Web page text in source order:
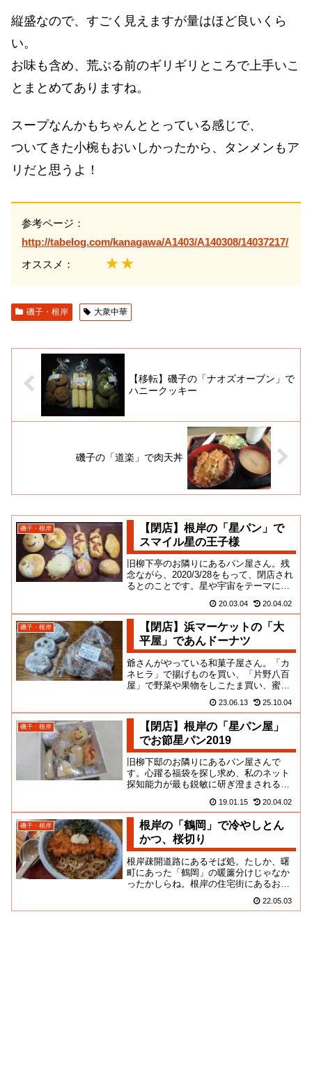
縦盛なので、すごく見えますが量はほど良いくら
い。
お味も含め、荒ぶる前のギリギリところで上手いこ
とまとめてありますね。
スープなんかもちゃんととっている感じで、
ついてきた小椀もおいしかったから、タンメンもア
リだと思うよ！
参考ページ：
http://tabelog.com/kanagawa/A1403/A140308/14037217/
オススメ： ★★
磯子・根岸 大衆中華
【移転】磯子の「ナオズオーブン」で
ハニークッキー
磯子の「道楽」で肉天丼
磯子・根岸
【閉店】根岸の「星パン」で
スマイル星の王子様
旧柳下亭のお隣りにあるパン屋さん。残
念ながら、2020/3/28をもって、閉店され
るとのことです。星や宇宙をテーマにし
主は絵本作家でもあ... 20.03.04 20.04.02
磯子・根岸
【閉店】浜マーケットの「大
平屋」であんドーナツ
爺さんがやっている和菓子屋さん。「カ
ネヒラ」で揚げものを買い、「片野八百
屋」で野菜や果物をしこたま買い、蜜芋
今回もやってなくて、こちらの...
23.06.13 25.10.04
磯子・根岸
【閉店】根岸の「星パン屋」
でお節星パン2019
旧柳下邸のお隣りにあるパン屋さんで
す。心躍る福袋を探し求め、私のネット
探知能力が最も鋭敏に研ぎ澄まされる年
節パンBOXなるものが販売され...
19.01.15 20.04.02
磯子・根岸
根岸の「鶴岡」で冷やしとん
かつ、桜切り
根岸疎開道路にあるそば処。たしか、曙
町にあった「鶴岡」の暖簾分けじゃなか
ったかしらね。根岸の住宅街にあるお店
ではなく、なかなか上等な手打... 22.05.03